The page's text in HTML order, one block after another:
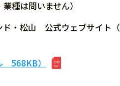
種は問いません）
ド・松山 公式ウェブサイト（
568KB）